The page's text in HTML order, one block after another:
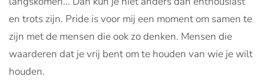
en trots zijn. Pride is voor mij een moment om samen te
zijn met de mensen die ook zo denken. Mensen die
waarderen dat je vrij bent om te houden van wie je wilt
houden.